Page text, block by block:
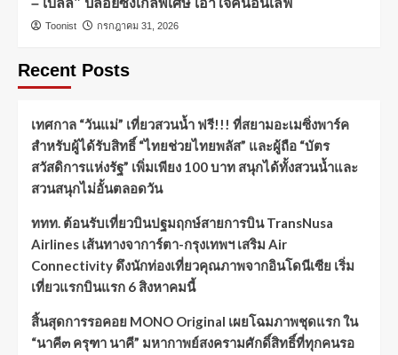
– เบลล์” ปล่อยซิงเกิ้ลพิเศษ เอาใจคนอินเลิฟ
Toonist กรกฎาคม 31, 2026
Recent Posts
เทศกาล “วันแม่” เที่ยวสวนน้ำ ฟรี!!! ที่สยามอะเมซิ่งพาร์ค
สำหรับผู้ได้รับสิทธิ์ “ไทยช่วยไทยพลัส” และผู้ถือ “บัตร
สวัสดิการแห่งรัฐ” เพิ่มเพียง 100 บาท สนุกได้ทั้งสวนน้ำและ
สวนสนุกไม่อั้นตลอดวัน
ททท. ต้อนรับเที่ยวบินปฐมฤกษ์สายการบิน TransNusa
Airlines เส้นทางจาการ์ตา-กรุงเทพฯ เสริม Air
Connectivity ดึงนักท่องเที่ยวคุณภาพจากอินโดนีเซีย เริ่ม
เที่ยวแรกบินแรก 6 สิงหาคมนี้
สิ้นสุดการรอคอย MONO Original เผยโฉมภาพชุดแรก ใน
“นาคี๓ ครุฑา นาคี” มหากาพย์สงครามศักดิ์สิทธิ์ที่ทุกคนรอ